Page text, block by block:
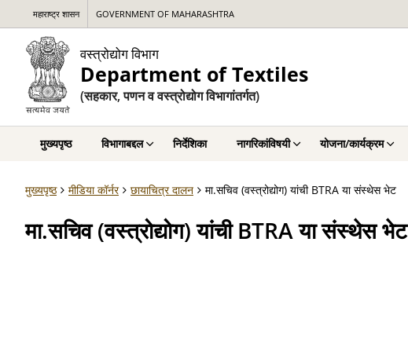
महाराष्ट्र शासन GOVERNMENT OF MAHARASHTRA
वस्त्रोद्योग विभाग
Department of Textiles
(सहकार, पणन व वस्त्रोद्योग विभागांतर्गत)
मुख्यपृष्ठ विभागाबद्दल निर्देशिका नागरिकांविषयी योजना/कार्यक्रम
मुख्यपृष्ठ मीडिया कॉर्नर छायाचित्र दालन मा.सचिव (वस्त्रोद्योग) यांची BTRA या संस्थेस भेट
मा.सचिव (वस्त्रोद्योग) यांची BTRA या संस्थेस भेट